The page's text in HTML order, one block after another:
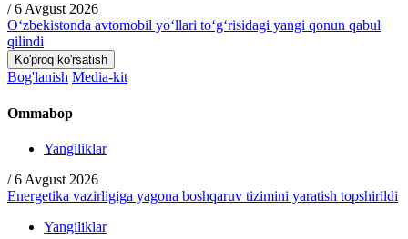
/ 6 Avgust 2026
O‘zbekistonda avtomobil yo‘llari to‘g‘risidagi yangi qonun qabul
qilindi
Ko'proq ko'rsatish
Bog'lanish Media-kit
Ommabop
Yangiliklar
/ 6 Avgust 2026
Energetika vazirligiga yagona boshqaruv tizimini yaratish topshirildi
Yangiliklar